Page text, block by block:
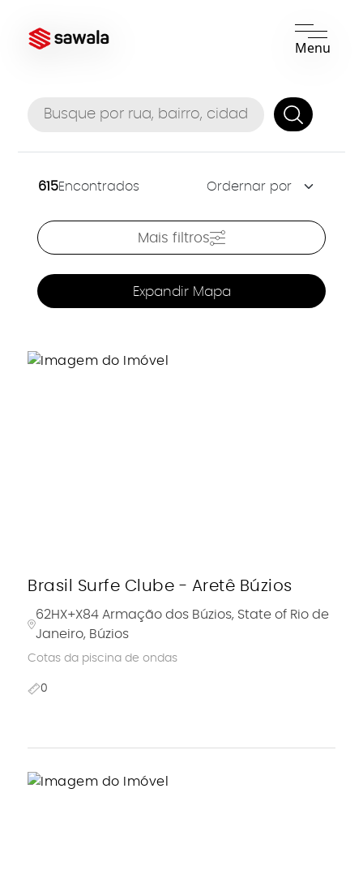
Menu
615Encontrados
Mais filtros
Expandir Mapa
Brasil Surfe Clube - Aretê Búzios
62HX+X84 Armação dos Búzios, State of Rio de
Janeiro, Búzios
Cotas da piscina de ondas
0